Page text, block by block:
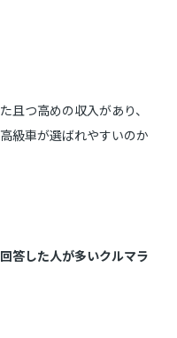
且つ高めの収入があり、
級車が選ばれやすいのか
答した人が多いクルマラ